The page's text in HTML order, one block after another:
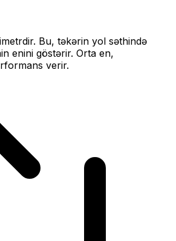
Bu, təkərin yol səthində
enini göstərir. Orta en,
verir.